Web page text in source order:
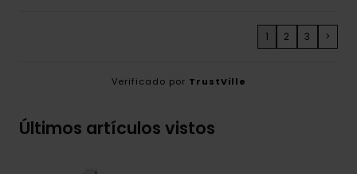
1 2 3 >
Verificado por TrustVille
Últimos artículos vistos